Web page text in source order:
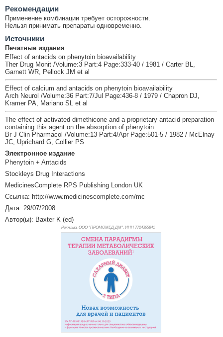
Рекомендации
Применение комбинации требует осторожности.
Нельзя принимать препараты одновременно.
Источники
Печатные издания
Effect of antacids on phenytoin bioavailability
Ther Drug Monit /Volume:3 Part:4 Page:333-40 / 1981 / Carter BL,
Garnett WR, Pellock JM et al
Effect of calcium and antacids on phenytoin bioavailability
Arch Neurol /Volume:36 Part:7/Jul Page:436-8 / 1979 / Chapron DJ,
Kramer PA, Mariano SL et al
The effect of activated dimethicone and a proprietary antacid preparation
containing this agent on the absorption of phenytoin
Br J Clin Pharmacol /Volume:13 Part:4/Apr Page:501-5 / 1982 / McElnay
JC, Uprichard G, Collier PS
Электронное издание
Phenytoin + Antacids
Stockleys Drug Interactions
MedicinesComplete RPS Publishing London UK
Ссылка: http://www.medicinescomplete.com/mc
Дата: 29/07/2008
Автор(ы): Baxter K (ed)
Реклама. ООО "ПРОМОМЕД ДМ", ИНН 7724365841